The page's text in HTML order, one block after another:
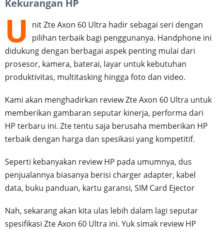
Kekurangan HP
U
nit Zte Axon 60 Ultra hadir sebagai seri dengan
pilihan terbaik bagi penggunanya. Handphone ini
didukung dengan berbagai aspek penting mulai dari
prosesor, kamera, baterai, layar untuk kebutuhan
produktivitas, multitasking hingga foto dan video.
Kami akan menghadirkan review Zte Axon 60 Ultra untuk
memberikan gambaran seputar kinerja, performa dari
HP terbaru ini. Zte tentu saja berusaha memberikan HP
terbaik dengan harga dan spesikasi yang kompetitif.
Seperti kebanyakan review HP pada umumnya, dus
penjualannya biasanya berisi charger adapter, kabel
data, buku panduan, kartu garansi, SIM Card Ejector
Nah, sekarang akan kita ulas lebih dalam lagi seputar
spesifikasi Zte Axon 60 Ultra ini. Yuk simak review HP